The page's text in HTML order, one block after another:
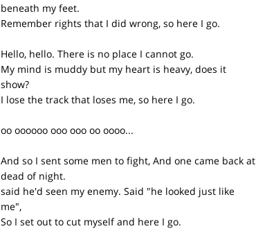
beneath my feet.
Remember rights that I did wrong, so here I go.
Hello, hello. There is no place I cannot go.
My mind is muddy but my heart is heavy, does it
show?
I lose the track that loses me, so here I go.
oo oooooo ooo ooo oo oooo...
And so I sent some men to fight, And one came back at
dead of night.
said he'd seen my enemy. Said "he looked just like
me",
So I set out to cut myself and here I go.